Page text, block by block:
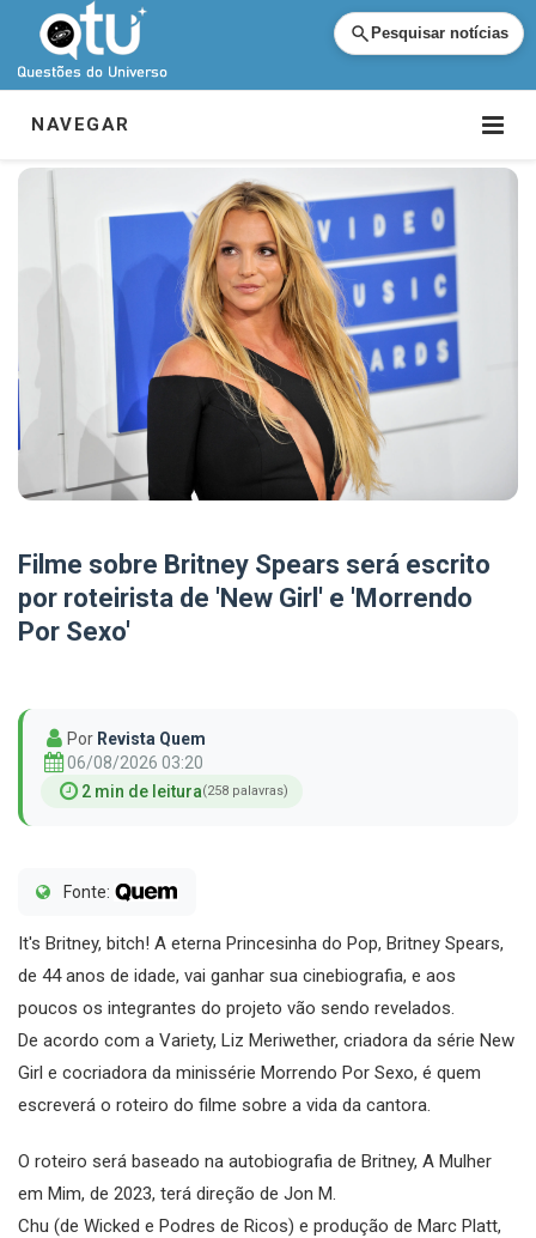
Pesquisar notícias
NAVEGAR
Filme sobre Britney Spears será escrito
por roteirista de 'New Girl' e 'Morrendo
Por Sexo'
Por Revista Quem
06/08/2026 03:20
2 min de leitura(258 palavras)
Fonte:
It's Britney, bitch! A eterna Princesinha do Pop, Britney Spears,
de 44 anos de idade, vai ganhar sua cinebiografia, e aos
poucos os integrantes do projeto vão sendo revelados.
De acordo com a Variety, Liz Meriwether, criadora da série New
Girl e cocriadora da minissérie Morrendo Por Sexo, é quem
escreverá o roteiro do filme sobre a vida da cantora.
O roteiro será baseado na autobiografia de Britney, A Mulher
em Mim, de 2023, terá direção de Jon M.
Chu (de Wicked e Podres de Ricos) e produção de Marc Platt,